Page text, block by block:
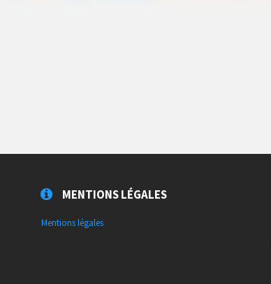
MENTIONS LÉGALES
Mentions légales